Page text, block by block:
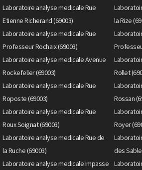
Laboratoire analyse medicale Rue
Etienne Richerand (69003)
la Rize
Laboratoire analyse medicale Rue
Professeur Rochaix (69003)
Laboratoire analyse medicale Avenue
Rockefeller (69003)
Rollet
Laboratoire analyse medicale Rue
Roposte (69003)
Rossan
Laboratoire analyse medicale Rue
Roux Soignat (69003)
Royer
Laboratoire analyse medicale Rue de
la Ruche (69003)
des
Laboratoire analyse medicale Impasse